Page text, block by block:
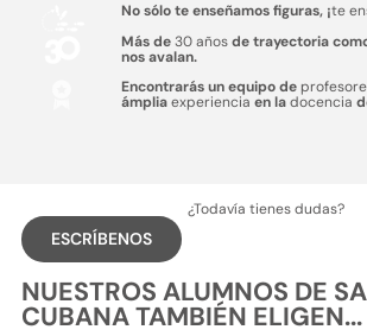
No sólo te enseñamos figuras, ¡te
Más de30 añosde trayectoria
nos avalan.
Encontrarás un equipo de
ámpliaexperiencia en ladocencia
¿Todavía tienes dudas?
ESCRÍBENOS
NUESTROS ALUMNOS DE
CUBANA TAMBIÉN ELIGEN...